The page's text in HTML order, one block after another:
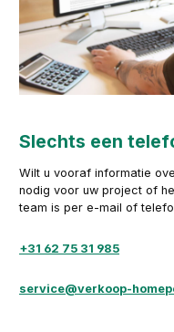
Slechts een
Wilt u vooraf informatie
nodig voor uw project of
team is per e-mail of
+31 62 75 31 985
service@verkoop-